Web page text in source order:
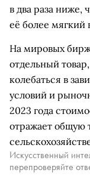
в два раза ниже,
её более мягкий
На мировых
отдельный
колебаться в
условий и
2023 года
отражает общую
Искусственный
перепроверяйте